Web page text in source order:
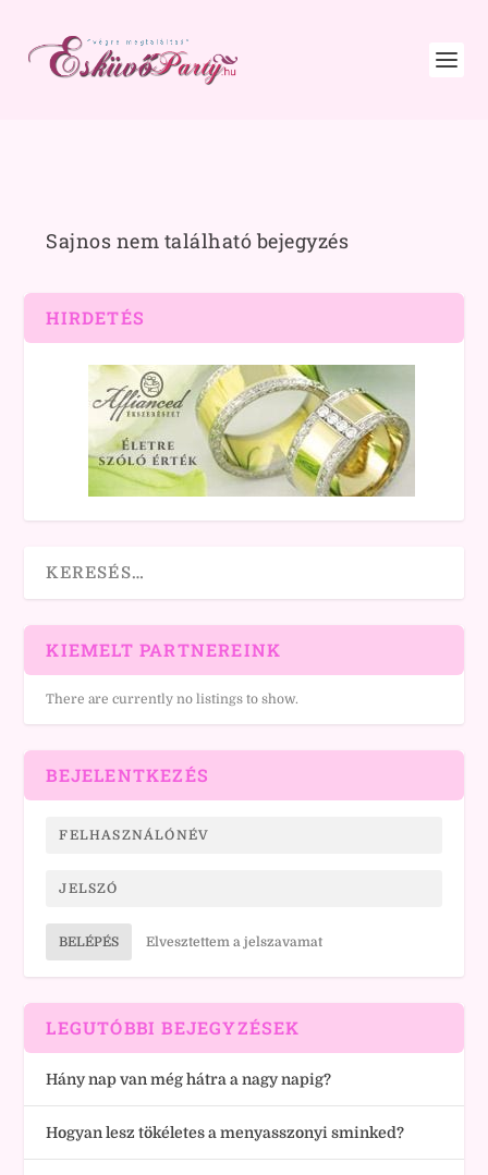
Sajnos nem található bejegyzés
HIRDETÉS
KIEMELT PARTNEREINK
There are currently no listings to show.
BEJELENTKEZÉS
BELÉPÉS Elvesztettem a jelszavamat
LEGUTÓBBI BEJEGYZÉSEK
Hány nap van még hátra a nagy napig?
Hogyan lesz tökéletes a menyasszonyi sminked?